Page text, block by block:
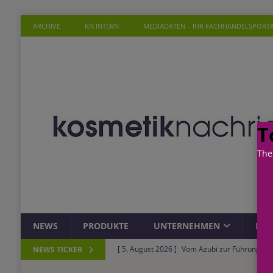
ARCHIVE KN INTERN MEDIADATEN – IHR
NEWS PRODUKTE UNTERNEHMEN
NEWS TICKER [ 5. August 2026 ] Vom Azubi zur